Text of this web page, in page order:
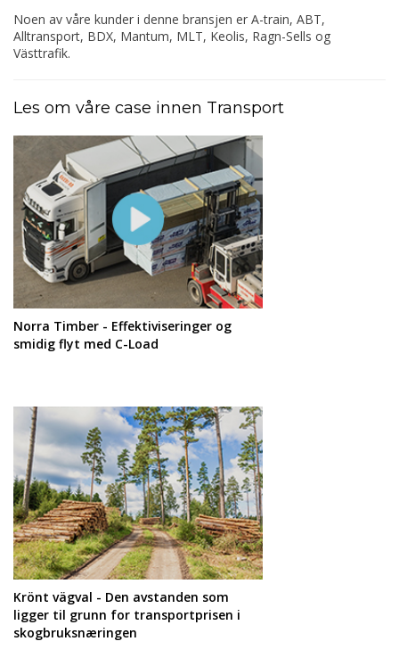
Noen av våre kunder i denne bransjen er A-train, ABT,
Alltransport, BDX, Mantum, MLT, Keolis, Ragn-Sells og
Västtrafik.
Les om våre case innen Transport
Norra Timber - Effektiviseringer og
smidig flyt med C-Load
Krönt vägval - Den avstanden som
ligger til grunn for transportprisen i
skogbruksnæringen